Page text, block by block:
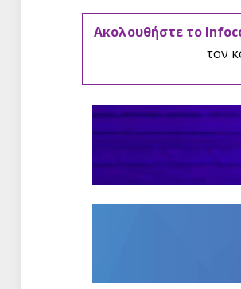
Ακολουθήστε το
τον